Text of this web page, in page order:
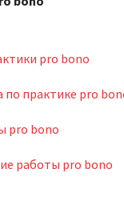
pro bono
по практике pro
pro bono
работы pro bono